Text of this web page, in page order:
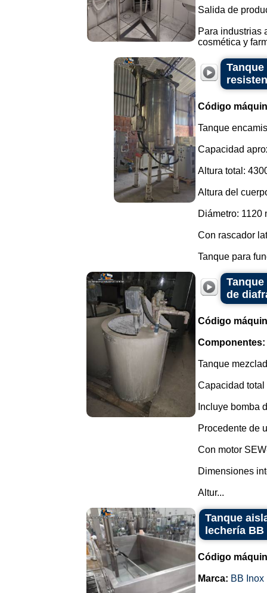
Salida de
Para industrias
cosmética y
Código
Tanque
Capacidad
Altura total:
Altura del
Diámetro: 1120
Con rascador
Tanque para
de
Código
Componentes:
Tanque
Capacidad
Incluye bomba
Procedente de
Con motor
Dimensiones
Altur...
Tanque
lechería
Código
Marca: BB Inox